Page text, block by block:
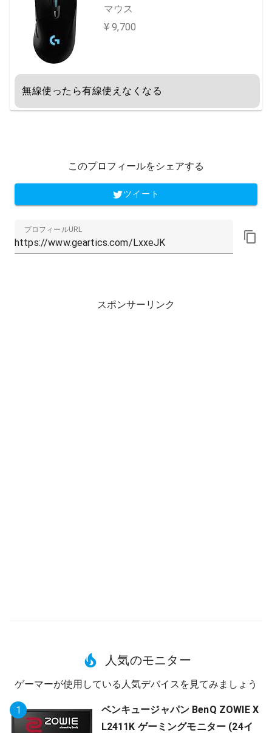
マウス
¥ 9,700
無線使ったら有線使えなくなる
このプロフィールをシェアする
ツイート
プロフィールURL
スポンサーリンク
人気のモニター
ゲーマーが使用している人気デバイスを見てみましょう
1
ベンキュージャパン BenQ ZOWIE X
L2411K ゲーミングモニター (24イ